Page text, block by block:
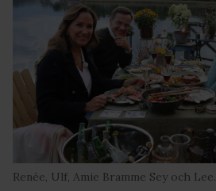
Renée, Ulf, Amie Bramme Sey och Lee.